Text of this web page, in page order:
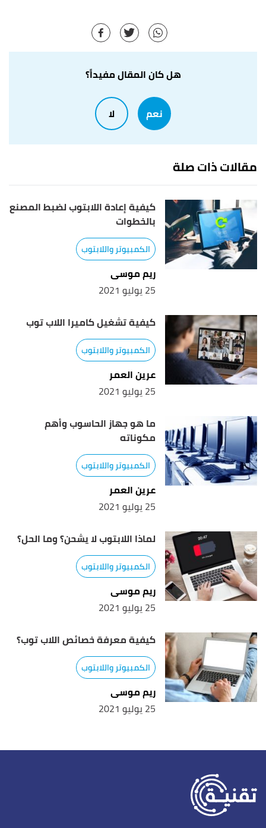
هل كان المقال مفيداً؟
نعم لا
مقالات ذات صلة
كيفية إعادة اللابتوب لضبط المصنع
بالخطوات
الكمبيوتر واللابتوب
ريم موسى
25 يوليو 2021
كيفية تشغيل كاميرا اللاب توب
الكمبيوتر واللابتوب
عرين العمر
25 يوليو 2021
ما هو جهاز الحاسوب وأهم
مكوناته
الكمبيوتر واللابتوب
عرين العمر
25 يوليو 2021
لماذا اللابتوب لا يشحن؟ وما الحل؟
الكمبيوتر واللابتوب
ريم موسى
25 يوليو 2021
كيفية معرفة خصائص اللاب توب؟
الكمبيوتر واللابتوب
ريم موسى
25 يوليو 2021